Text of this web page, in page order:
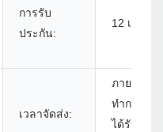
การรับ
ประกัน:
12 เดือน
เวลาจัดส่ง:
ภายใน 5-
ทำการหลั
ได้รับการ